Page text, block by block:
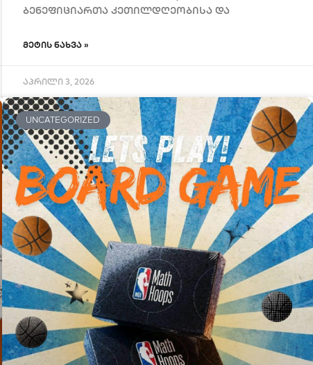
ბენეფიციართა კეთილდღეობისა და
ᲛᲔᲢᲘᲡ ᲜᲐᲮᲕᲐ »
აპრილი 3, 2026
UNCATEGORIZED